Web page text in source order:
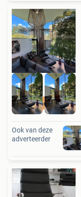
high-end outlet
Ook van deze
adverteerder